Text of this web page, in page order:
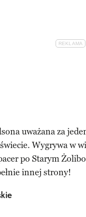
uważana za
Wygrywa w
po Starym
innej strony!